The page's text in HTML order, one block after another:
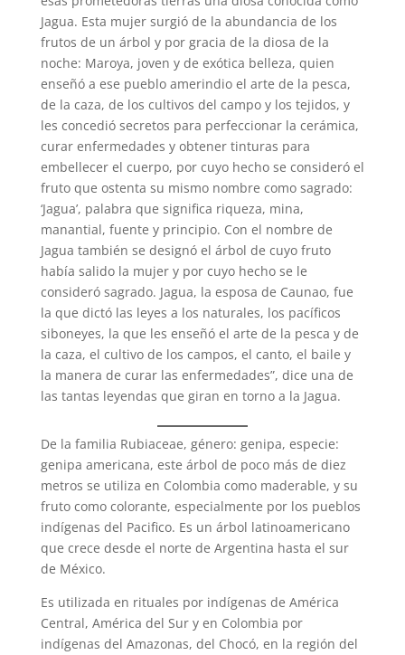
Jagua. Esta mujer surgió de la abundancia de los
frutos de un árbol y por gracia de la diosa de la
noche: Maroya, joven y de exótica belleza, quien
enseñó a ese pueblo amerindio el arte de la pesca,
de la caza, de los cultivos del campo y los tejidos, y
les concedió secretos para perfeccionar la cerámica,
curar enfermedades y obtener tinturas para
embellecer el cuerpo, por cuyo hecho se consideró el
fruto que ostenta su mismo nombre como sagrado:
‘Jagua’, palabra que significa riqueza, mina,
manantial, fuente y principio. Con el nombre de
Jagua también se designó el árbol de cuyo fruto
había salido la mujer y por cuyo hecho se le
consideró sagrado. Jagua, la esposa de Caunao, fue
la que dictó las leyes a los naturales, los pacíficos
siboneyes, la que les enseñó el arte de la pesca y de
la caza, el cultivo de los campos, el canto, el baile y
la manera de curar las enfermedades”, dice una de
las tantas leyendas que giran en torno a la Jagua.
De la familia Rubiaceae, género: genipa, especie:
genipa americana, este árbol de poco más de diez
metros se utiliza en Colombia como maderable, y su
fruto como colorante, especialmente por los pueblos
indígenas del Pacifico. Es un árbol latinoamericano
que crece desde el norte de Argentina hasta el sur
de México.
Es utilizada en rituales por indígenas de América
Central, América del Sur y en Colombia por
indígenas del Amazonas, del Chocó, en la región del